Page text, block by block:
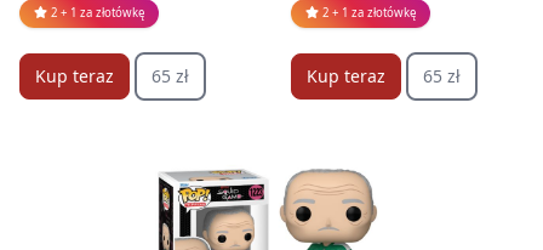
2 + 1 za złotówkę
Kup teraz 65 zł
2 + 1 za złotówkę
Kup teraz 65 zł